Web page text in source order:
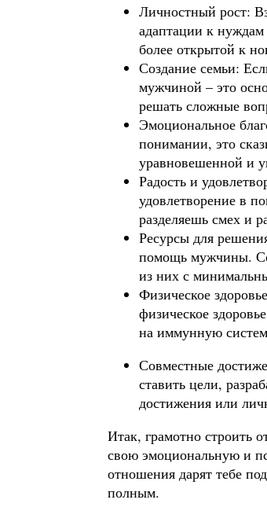
Личностный рост:
адаптации к нуждам
более открытой к
Создание семьи:
мужчиной – это
решать сложные
Эмоциональное
понимании, это
уравновешенной и
Радость и
удовлетворение в
разделяешь смех и
Ресурсы для
помощь мужчины.
из них с
Физическое
физическое
на иммунную
Совместные
ставить цели,
достижения или
Итак, грамотно строить
свою эмоциональную и
отношения дарят тебе
полным.